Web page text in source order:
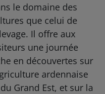
le domaine des
que celui de
Il offre aux
une journée
en découvertes sur
ardennaise
Grand Est, et sur la